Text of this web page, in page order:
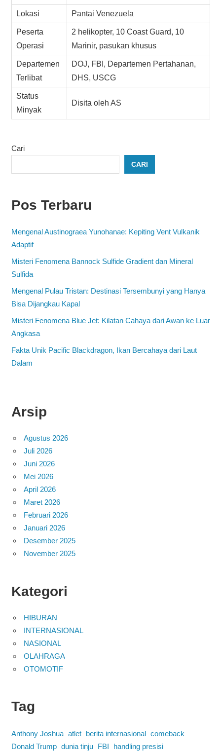
Lokasi Pantai Venezuela
Peserta
Operasi
2 helikopter, 10 Coast Guard, 10
Marinir, pasukan khusus
Departemen
Terlibat
DOJ, FBI, Departemen Pertahanan,
DHS, USCG
Status
Minyak
Disita oleh AS
Cari
CARI
Pos Terbaru
Mengenal Austinograea Yunohanae: Kepiting Vent Vulkanik
Adaptif
Misteri Fenomena Bannock Sulfide Gradient dan Mineral
Sulfida
Mengenal Pulau Tristan: Destinasi Tersembunyi yang Hanya
Bisa Dijangkau Kapal
Misteri Fenomena Blue Jet: Kilatan Cahaya dari Awan ke Luar
Angkasa
Fakta Unik Pacific Blackdragon, Ikan Bercahaya dari Laut
Dalam
Arsip
Agustus 2026
Juli 2026
Juni 2026
Mei 2026
April 2026
Maret 2026
Februari 2026
Januari 2026
Desember 2025
November 2025
Kategori
HIBURAN
INTERNASIONAL
NASIONAL
OLAHRAGA
OTOMOTIF
Tag
Anthony Joshua atlet berita internasional comeback
Donald Trump dunia tinju FBI handling presisi